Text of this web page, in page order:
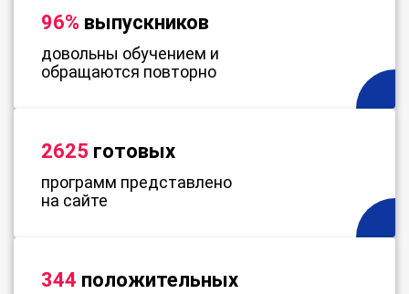
96% выпускников
довольны обучением и
обращаются повторно
2625 готовых
программ представлено
на сайте
344 положительных